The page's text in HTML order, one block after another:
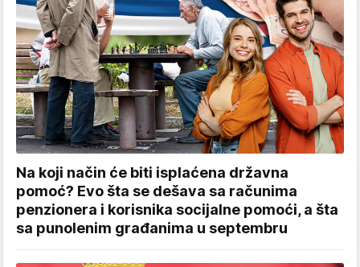
Na koji način će biti isplaćena državna
pomoć? Evo šta se dešava sa računima
penzionera i korisnika socijalne pomoći, a šta
sa punolenim građanima u septembru